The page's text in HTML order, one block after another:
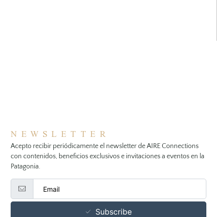
NEWSLETTER
Acepto recibir periódicamente el newsletter de AIRE Connections
con contenidos, beneficios exclusivos e invitaciones a eventos en la
Patagonia.
Subscribe